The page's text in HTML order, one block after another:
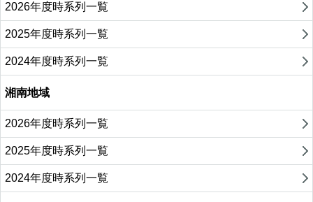
2026年度時系列一覧
2025年度時系列一覧
2024年度時系列一覧
湘南地域
2026年度時系列一覧
2025年度時系列一覧
2024年度時系列一覧